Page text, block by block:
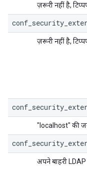
ज़रूरी नहीं है,
ज़रूरी नहीं है,
"localhost" की
अपने बाहरी